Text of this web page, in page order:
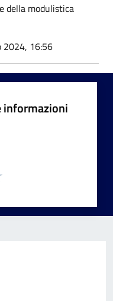
della modulistica
2024, 16:56
informazioni